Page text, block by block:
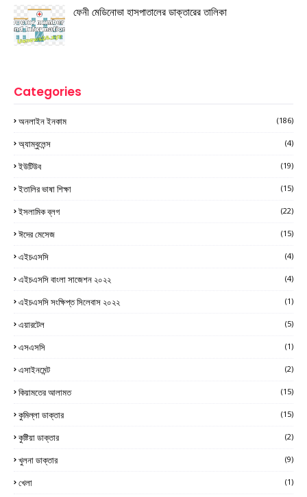
ফেনী মেডিনোভা হাসপাতালের ডাক্তারের তালিকা
Categories
অনলাইন ইনকাম (186)
অ্যাম্বুলেন্স (4)
ইউটিউব (19)
ইতালির ভাষা শিক্ষা (15)
ইসলামিক ব্লগ (22)
ঈদের মেসেজ (15)
এইচএসসি (4)
এইচএসসি বাংলা সাজেশন ২০২২ (4)
এইচএসসি সংক্ষিপ্ত সিলেবাস ২০২২ (1)
এয়ারটেল (5)
এসএসসি (1)
এসাইনমেন্ট (2)
কিয়ামতের আলামত (15)
কুমিল্লা ডাক্তার (15)
কুষ্টিয়া ডাক্তার (2)
খুলনা ডাক্তার (9)
খেলা (1)